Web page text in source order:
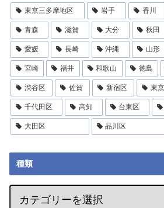
東京三多摩地区 岩手 香川
青森 滋賀 大分 秋田
愛媛 長崎 沖縄 山形
宮崎 福井 和歌山 徳島
渋谷区 佐賀 新宿区 東
千代田区 高知 台東区
大田区 品川区
種類